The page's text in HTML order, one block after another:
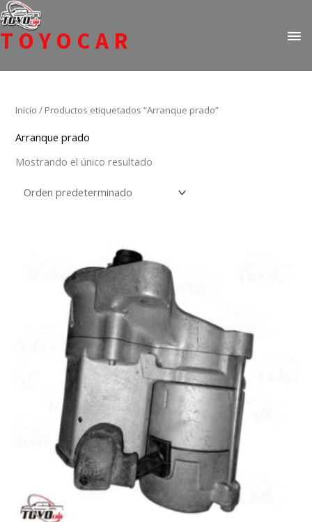
Ir
al
contenido
TOYOCAR
Inicio / Productos etiquetados “Arranque prado”
Arranque prado
Mostrando el único resultado